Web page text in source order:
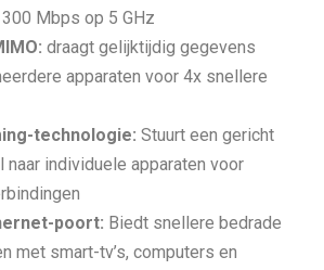
Mbps op 5 GHz
draagt gelijktijdig gegevens
apparaten voor 4x snellere
technologie: Stuurt een gericht
naar individuele apparaten voor
poort: Biedt snellere bedrade
met smart-tv’s, computers en